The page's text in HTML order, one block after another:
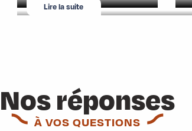
Lire la suite
Nos réponses
À VOS QUESTIONS